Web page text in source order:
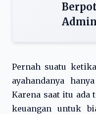
Pernah suatu
ayahandanya
Karena saat itu ada
keuangan untuk